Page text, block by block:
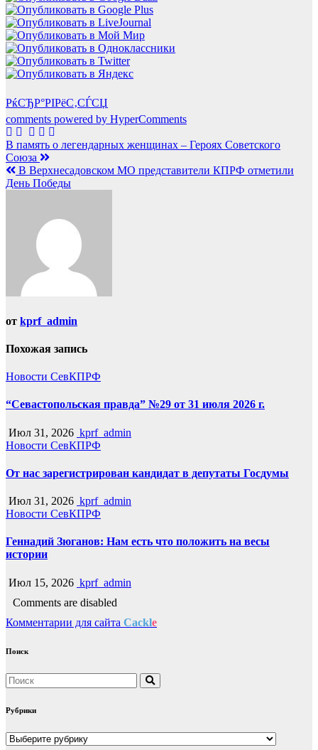
РќСЂР°РІРёС‚СЃСЏ
comments powered by HyperComments
Навигация
по
записям
В память о легендарных женщинах – Героях Советского
Союза
В Верхнесадовском МО представители КПРФ отметили
День Победы
от kprf_admin
Похожая запись
Новости СевКПРФ
“Севастопольская правда” №29 от 31 июля 2026 г.
Июл 31, 2026 kprf_admin
Новости СевКПРФ
От нас зарегистрирован кандидат в депутаты Госдумы
Июл 31, 2026 kprf_admin
Новости СевКПРФ
Геннадий Зюганов: Нам есть что положить на весы
истории
Июл 15, 2026 kprf_admin
Comments are disabled
Комментарии для сайта Cackle
Поиск
Рубрики
Рубрики